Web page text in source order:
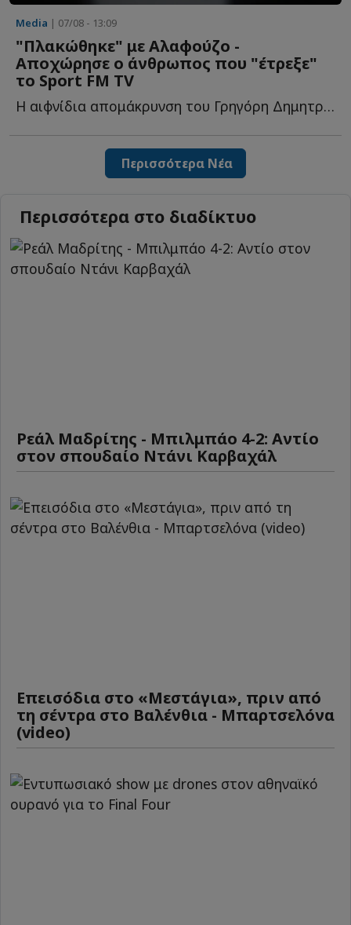
Media | 07/08 - 13:09
"Πλακώθηκε" με Αλαφούζο -
Αποχώρησε ο άνθρωπος που "έτρεξε"
το Sport FM TV
Η αιφνίδια απομάκρυνση του Γρηγόρη Δημητριάδη από τ...
Περισσότερα Νέα
Περισσότερα στο διαδίκτυο
Ρεάλ Μαδρίτης - Μπιλμπάο 4-2: Αντίο
στον σπουδαίο Ντάνι Καρβαχάλ
Επεισόδια στο «Μεστάγια», πριν από
τη σέντρα στο Βαλένθια - Μπαρτσελόνα
(video)